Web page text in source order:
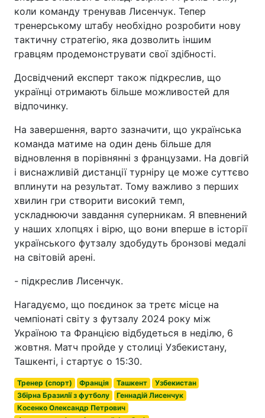
коли команду тренував Лисенчук. Тепер
тренерському штабу необхідно розробити нову
тактичну стратегію, яка дозволить іншим
гравцям продемонструвати свої здібності.
Досвідчений експерт також підкреслив, що
українці отримають більше можливостей для
відпочинку.
На завершення, варто зазначити, що українська
команда матиме на один день більше для
відновлення в порівнянні з французами. На довгій
і виснажливій дистанції турніру це може суттєво
вплинути на результат. Тому важливо з перших
хвилин гри створити високий темп,
ускладнюючи завдання суперникам. Я впевнений
у наших хлопцях і вірю, що вони вперше в історії
українського футзалу здобудуть бронзові медалі
на світовій арені.
- підкреслив Лисенчук.
Нагадуємо, що поєдинок за третє місце на
чемпіонаті світу з футзалу 2024 року між
Україною та Францією відбудеться в неділю, 6
жовтня. Матч пройде у столиці Узбекистану,
Ташкенті, і стартує о 15:30.
Тренер (спорт) Франція Ташкент
Узбекистан
Збірна Бразилії з футболу
Геннадій Лисенчук
Косенко Олександр Петрович